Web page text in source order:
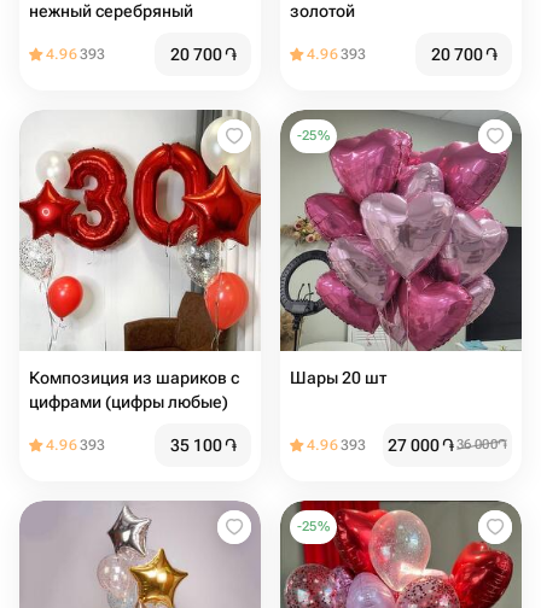
нежный серебряный
4.96393 20 700֏
золотой
4.96393 20 700֏
Композиция из шариков с
цифрами (цифры любые)
4.96393 35 100֏
-25%
Шары 20 шт
4.96393 27 000֏36 000֏
-25%